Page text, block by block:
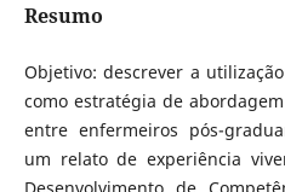
Resumo
Objetivo: descrever a
como estratégia de
entre enfermeiros pós-
um relato de experiência